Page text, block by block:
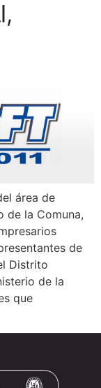
área de
de la Comuna,
de
Distrito
de la
que